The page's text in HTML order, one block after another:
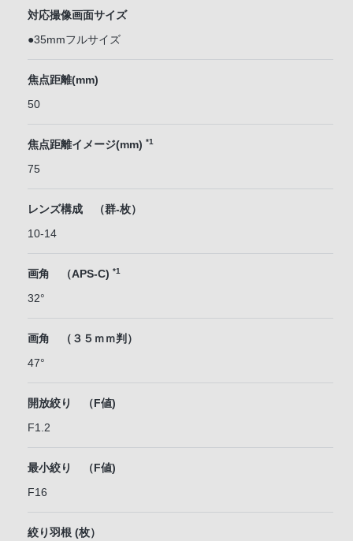
対応撮像画面サイズ
●35mmフルサイズ
焦点距離(mm)
50
焦点距離イメージ(mm) *1
75
レンズ構成 （群-枚）
10-14
画角 （APS-C) *1
32°
画角 （３５ｍｍ判）
47°
開放絞り （F値)
F1.2
最小絞り （F値)
F16
絞り羽根 (枚）